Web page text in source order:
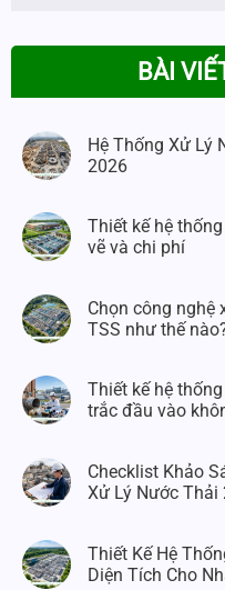
BÀI
Hệ Thống Xử Lý
2026
Thiết kế hệ
vẽ và chi phí
Chọn công nghệ
TSS như thế
Thiết kế hệ
trắc đầu vào
Checklist Khảo
Xử Lý Nước Thải
Thiết Kế Hệ
Diện Tích Cho